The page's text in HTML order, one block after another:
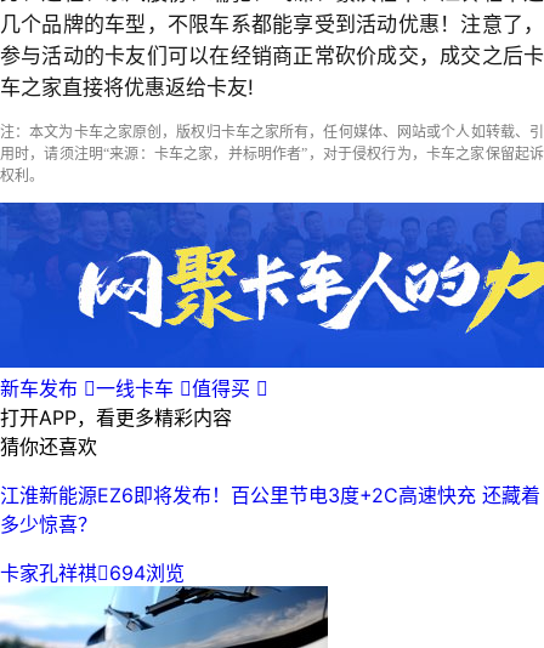
几个品牌的车型，不限车系都能享受到活动优惠！注意了，
参与活动的卡友们可以在经销商正常砍价成交，成交之后卡
车之家直接将优惠返给卡友!
注：本文为卡车之家原创，版权归卡车之家所有，任何媒体、网站或个人如转载、引
用时，请须注明“来源：卡车之家，并标明作者”，对于侵权行为，卡车之家保留起诉
权利。
新车发布 一线卡车 值得买 
打开APP，看更多精彩内容
猜你还喜欢
江淮新能源EZ6即将发布！百公里节电3度+2C高速快充 还藏着
多少惊喜？
卡家孔祥祺694浏览